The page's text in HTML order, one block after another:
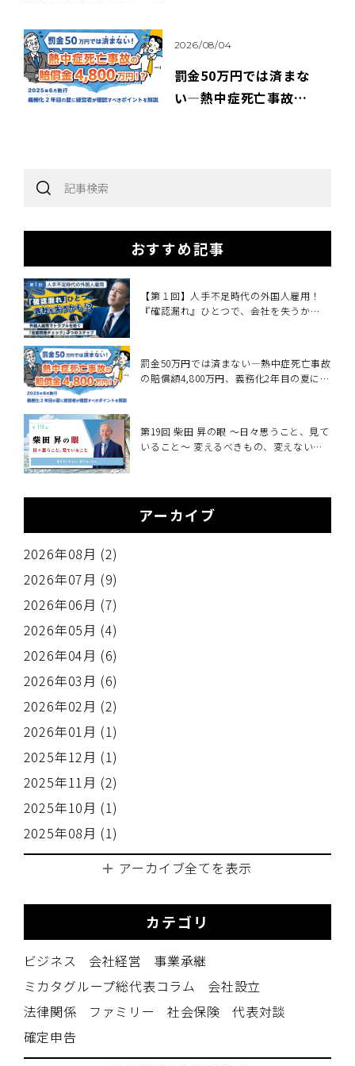
2026/08/04
罰金50万円では済まな
い―熱中症死亡事故の
業向けに解説～
おすすめ記事
【第１回】人手不足時代の外国人雇用！
『確認漏れ』ひとつで、会社を失うか
罰金50万円では済まない―熱中症死亡事故
の賠償額4,800万円、義務化2年目の夏に経
第19回 柴田 昇の眼 ～日々思うこと、見て
いること～ 変えるべきもの、変えないも
アーカイブ
2026年08月 (2)
2026年07月 (9)
2026年06月 (7)
2026年05月 (4)
2026年04月 (6)
2026年03月 (6)
2026年02月 (2)
2026年01月 (1)
2025年12月 (1)
2025年11月 (2)
2025年10月 (1)
2025年08月 (1)
アーカイブ全てを表示
カテゴリ
ビジネス 会社経営
事業承継
ミカタグループ総代表コラム
会社設立
法律関係
ファミリー 社会保険
代表対談
確定申告